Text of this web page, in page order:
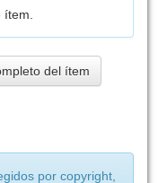
del ítem
por copyright,